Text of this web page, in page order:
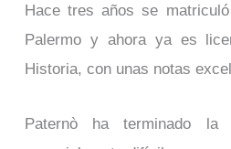
Hace tres años se
Palermo y ahora ya es
Historia, con unas notas
Paternò ha terminado